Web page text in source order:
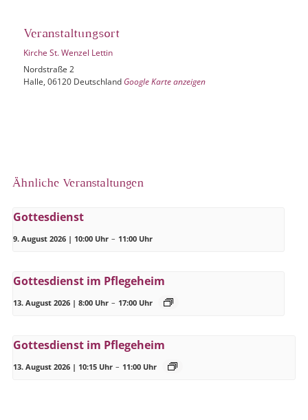
Veranstaltungsort
Kirche St. Wenzel Lettin
Nordstraße 2
Halle, 06120 Deutschland Google Karte anzeigen
Ähnliche Veranstaltungen
Gottesdienst
9. August 2026 | 10:00 Uhr – 11:00 Uhr
Gottesdienst im Pflegeheim
13. August 2026 | 8:00 Uhr – 17:00 Uhr
Gottesdienst im Pflegeheim
13. August 2026 | 10:15 Uhr – 11:00 Uhr